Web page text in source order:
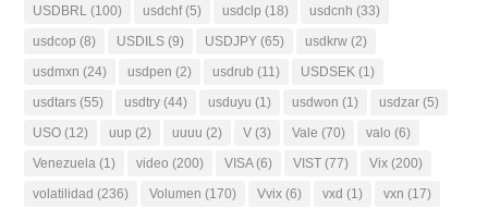
USDBRL (100) usdchf(5) usdclp (18) usdcnh (33)
usdcop (8) USDILS (9) USDJPY (65) usdkrw (2)
usdmxn (24) usdpen (2) usdrub (11) USDSEK (1)
usdtars (55) usdtry (44) usduyu (1) usdwon (1) usdzar (5)
USO (12) uup (2) uuuu (2) V (3) Vale (70) valo (6)
Venezuela (1) video (200) VISA(6) VIST (77) Vix (200)
volatilidad (236) Volumen (170) Vvix (6) vxd (1) vxn (17)